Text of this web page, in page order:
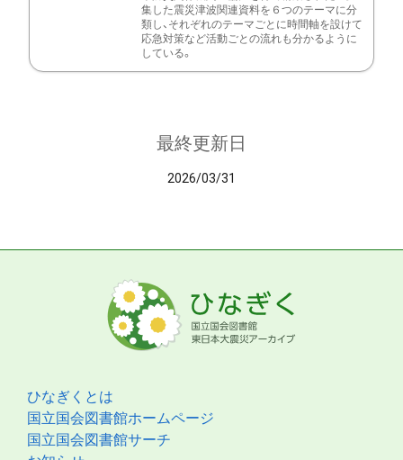
集した震災津波関連資料を６つのテーマに分
類し、それぞれのテーマごとに時間軸を設けて
応急対策など活動ごとの流れも分かるように
している。
最終更新日
2026/03/31
ひなぎくとは
国立国会図書館ホームページ
国立国会図書館サーチ